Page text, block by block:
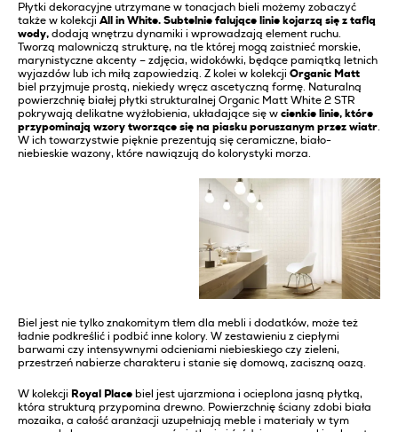
Płytki dekoracyjne utrzymane w tonacjach bieli możemy zobaczyć
także w kolekcji All in White. Subtelnie falujące linie kojarzą się z taflą
wody, dodają wnętrzu dynamiki i wprowadzają element ruchu.
Tworzą malowniczą strukturę, na tle której mogą zaistnieć morskie,
marynistyczne akcenty – zdjęcia, widokówki, będące pamiątką letnich
wyjazdów lub ich miłą zapowiedzią. Z kolei w kolekcji Organic Matt
biel przyjmuje prostą, niekiedy wręcz ascetyczną formę. Naturalną
powierzchnię białej płytki strukturalnej Organic Matt White 2 STR
pokrywają delikatne wyżłobienia, układające się w cienkie linie, które
przypominają wzory tworzące się na piasku poruszanym przez wiatr
W ich towarzystwie pięknie prezentują się ceramiczne, biało-
niebieskie wazony, które nawiązują do kolorystyki morza.
Biel jest nie tylko znakomitym tłem dla mebli i dodatków, może też
ładnie podkreślić i podbić inne kolory. W zestawieniu z ciepłymi
barwami czy intensywnymi odcieniami niebieskiego czy zieleni,
przestrzeń nabierze charakteru i stanie się domową, zaciszną oazą.
W kolekcji Royal Place biel jest ujarzmiona i ocieplona jasną płytką,
która strukturą przypomina drewno. Powierzchnię ściany zdobi biała
mozaika, a całość aranżacji uzupełniają meble i materiały w tym